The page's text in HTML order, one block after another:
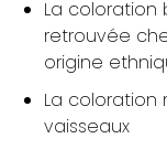
La coloration
retrouvée
origine
La coloration
vaisseaux